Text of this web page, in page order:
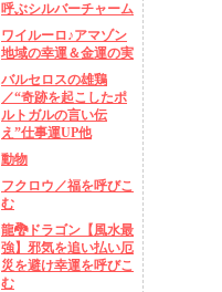
呼ぶシルバーチャーム
ワイルーロ♪アマゾン
地域の幸運＆金運の実
バルセロスの雄鶏
／“奇跡を起こしたポ
ルトガルの言い伝
え”仕事運UP他
動物
フクロウ／福を呼びこ
む
龍🐉ドラゴン【風水最
強】邪気を追い払い厄
災を避け幸運を呼びこ
む